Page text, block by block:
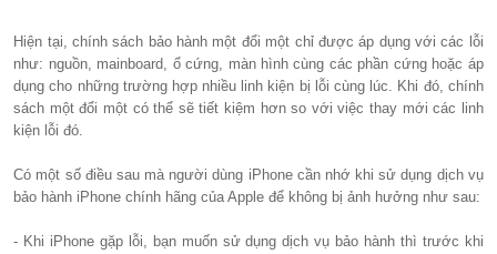
Hiện tại, chính sách bảo hành một đổi một chỉ được áp dụng với các lỗi
như: nguồn, mainboard, ổ cứng, màn hình cùng các phần cứng hoặc áp
dụng cho những trường hợp nhiều linh kiện bị lỗi cùng lúc. Khi đó, chính
sách một đổi một có thể sẽ tiết kiệm hơn so với việc thay mới các linh
kiện lỗi đó.
Có một số điều sau mà người dùng iPhone cần nhớ khi sử dụng dịch vụ
bảo hành iPhone chính hãng của Apple để không bị ảnh hưởng như sau:
- Khi iPhone gặp lỗi, bạn muốn sử dụng dịch vụ bảo hành thì trước khi